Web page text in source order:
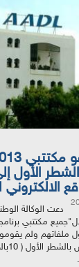
الأول
الالكتروني
دعت الوكالة
ملفاتهم ولم